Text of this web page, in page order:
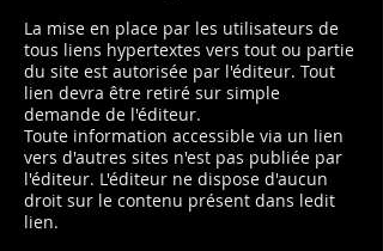
La mise en place par les utilisateurs de
tous liens hypertextes vers tout ou partie
du site est autorisée par l'éditeur. Tout
lien devra être retiré sur simple
demande de l'éditeur.
Toute information accessible via un lien
vers d'autres sites n'est pas publiée par
l'éditeur. L'éditeur ne dispose d'aucun
droit sur le contenu présent dans ledit
lien.